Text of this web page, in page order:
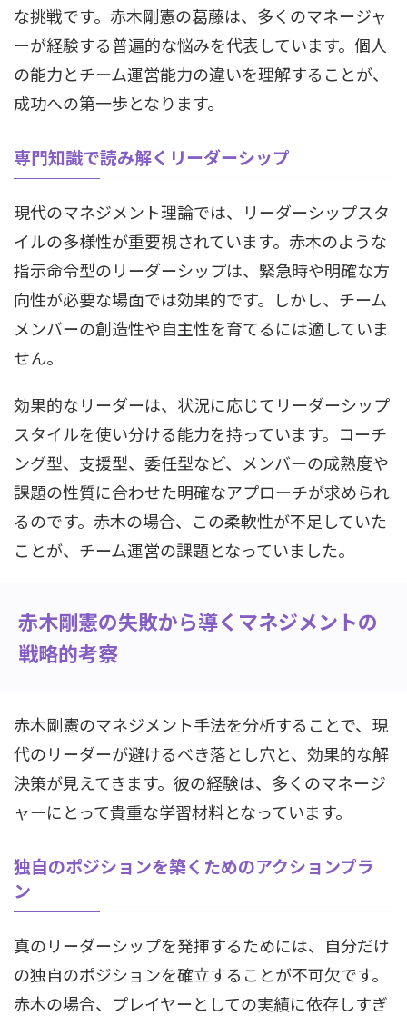
な挑戦です。赤木剛憲の葛藤は、多くのマネージャ
ーが経験する普遍的な悩みを代表しています。個人
の能力とチーム運営能力の違いを理解することが、
成功への第一歩となります。
専門知識で読み解くリーダーシップ
現代のマネジメント理論では、リーダーシップスタ
イルの多様性が重要視されています。赤木のような
指示命令型のリーダーシップは、緊急時や明確な方
向性が必要な場面では効果的です。しかし、チーム
メンバーの創造性や自主性を育てるには適していま
せん。
効果的なリーダーは、状況に応じてリーダーシップ
スタイルを使い分ける能力を持っています。コーチ
ング型、支援型、委任型など、メンバーの成熟度や
課題の性質に合わせた明確なアプローチが求められ
るのです。赤木の場合、この柔軟性が不足していた
ことが、チーム運営の課題となっていました。
赤木剛憲の失敗から導くマネジメントの
戦略的考察
赤木剛憲のマネジメント手法を分析することで、現
代のリーダーが避けるべき落とし穴と、効果的な解
決策が見えてきます。彼の経験は、多くのマネージ
ャーにとって貴重な学習材料となっています。
独自のポジションを築くためのアクションプラ
ン
真のリーダーシップを発揮するためには、自分だけ
の独自のポジションを確立することが不可欠です。
赤木の場合、プレイヤーとしての実績に依存しすぎ